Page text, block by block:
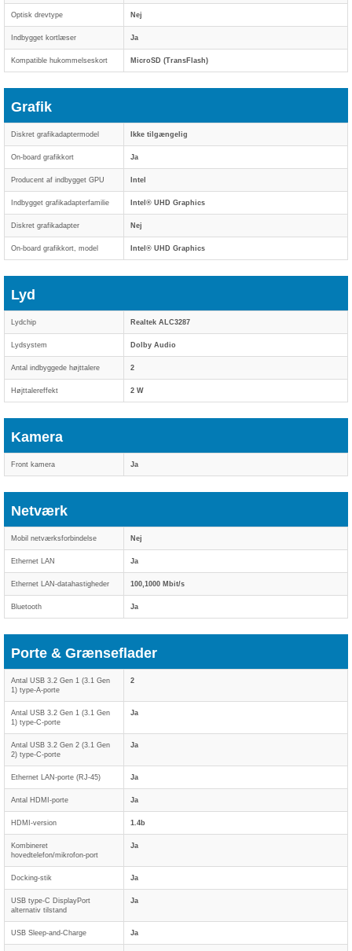
Optisk drevtype Nej
Indbygget kortlæser Ja
Kompatible hukommelseskort MicroSD (TransFlash)
Grafik
Diskret grafikadaptermodel Ikke tilgængelig
On-board grafikkort Ja
Producent af indbygget GPU Intel
Indbygget grafikadapterfamilie Intel® UHD Graphics
Diskret grafikadapter Nej
On-board grafikkort, model Intel® UHD Graphics
Lyd
Lydchip Realtek ALC3287
Lydsystem Dolby Audio
Antal indbyggede højttalere 2
Højttalereffekt 2 W
Kamera
Front kamera Ja
Netværk
Mobil netværksforbindelse Nej
Ethernet LAN Ja
Ethernet LAN-datahastigheder 100,1000 Mbit/s
Bluetooth Ja
Porte & Grænseflader
Antal USB 3.2 Gen 1 (3.1 Gen
1) type-A-porte
2
Antal USB 3.2 Gen 1 (3.1 Gen
1) type-C-porte
Ja
Antal USB 3.2 Gen 2 (3.1 Gen
2) type-C-porte
Ja
Ethernet LAN-porte (RJ-45) Ja
Antal HDMI-porte Ja
HDMI-version 1.4b
Kombineret
hovedtelefon/mikrofon-port
Ja
Docking-stik Ja
USB type-C DisplayPort
alternativ tilstand
Ja
USB Sleep-and-Charge Ja